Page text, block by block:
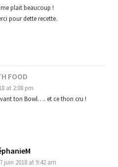
plait beaucoup !
pour dette recette.
FOOD
at 2:08 pm
ton Bowl…. et ce thon cru !
juin 2018 at 9:42 am